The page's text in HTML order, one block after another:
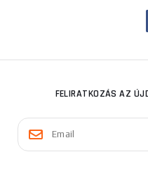
FELIRATKOZÁS AZ